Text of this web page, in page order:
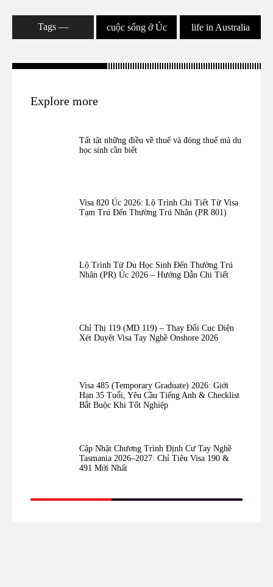
Tags ― cuộc sống ở Úc life in Australia
Explore more
Tất tật những điều về thuế và đóng thuế mà du
học sinh cần biết
Visa 820 Úc 2026: Lộ Trình Chi Tiết Từ Visa
Tạm Trú Đến Thường Trú Nhân (PR 801)
Lộ Trình Từ Du Học Sinh Đến Thường Trú
Nhân (PR) Úc 2026 – Hướng Dẫn Chi Tiết
Chỉ Thị 119 (MD 119) – Thay Đổi Cục Diện
Xét Duyệt Visa Tay Nghề Onshore 2026
Visa 485 (Temporary Graduate) 2026: Giới
Hạn 35 Tuổi, Yêu Cầu Tiếng Anh & Checklist
Bắt Buộc Khi Tốt Nghiệp
Cập Nhật Chương Trình Định Cư Tay Nghề
Tasmania 2026–2027: Chỉ Tiêu Visa 190 &
491 Mới Nhất